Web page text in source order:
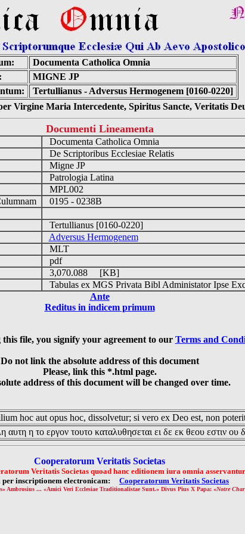
Documenta Catholica Omnia
MIGNE JP
Tertullianus - Adversus Hermogenem [0160-0220]
Virgine Maria Intercedente, Spiritus Sancte, Veritatis
Documenti Lineamenta
Documenta Catholica Omnia
De Scriptoribus Ecclesiae Relatis
Migne JP
Patrologia Latina
MPL002
0195 - 0238B
Tertullianus [0160-0220]
Adversus Hermogenem
MLT
pdf
3,070.088 [KB]
Tabulas ex MGS Privata Bibl Administator Ipse
Ante
Reditus in indicem primum
file, you signify your agreement to our Terms and
Do not link the absolute address of this document
Please, link this *.html page.
address of this document will be changed over time.
hoc aut opus hoc, dissolvetur; si vero ex Deo est, non
η το εργον τουτο καταλυθησεται ει δε εκ θεου εστιν ου
Cooperatorum Veritatis Societas
Veritatis Societas quoad hanc editionem iura omnia
inscriptionem electronicam: Cooperatorum Veritatis Societas
Ambrosius ... «Amici Veri Ecclesiae Traditionalistae Sunt.» Divus Pius X Papa: «Notre